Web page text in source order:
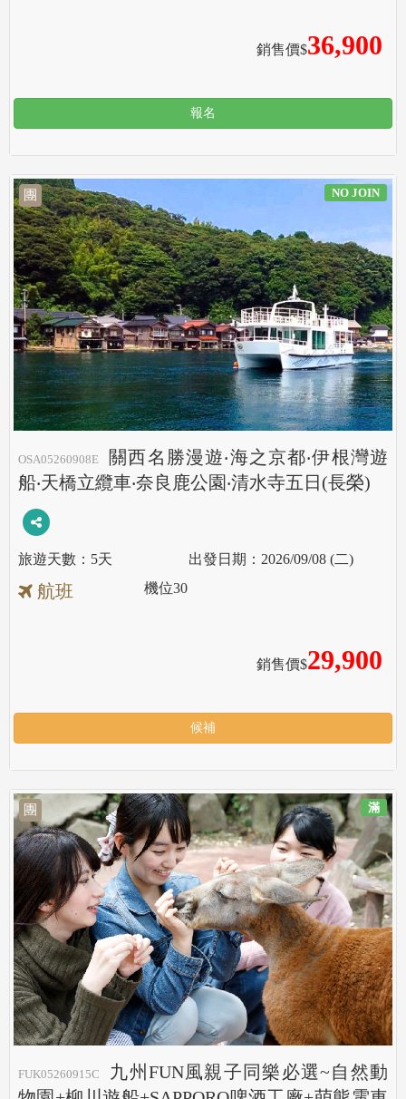
銷售價$36,900
報名
團
OSA05260908E
關西名勝漫遊‧海之京都‧伊根灣遊
船‧天橋立纜車‧奈良鹿公園‧清水寺五日(長榮)
NO JOIN
5天 2026/09/08 (二)
航班
銷售價$29,900
機位30
候補
團
FUK05260915C
九州FUN風親子同樂必選~自然動
滿